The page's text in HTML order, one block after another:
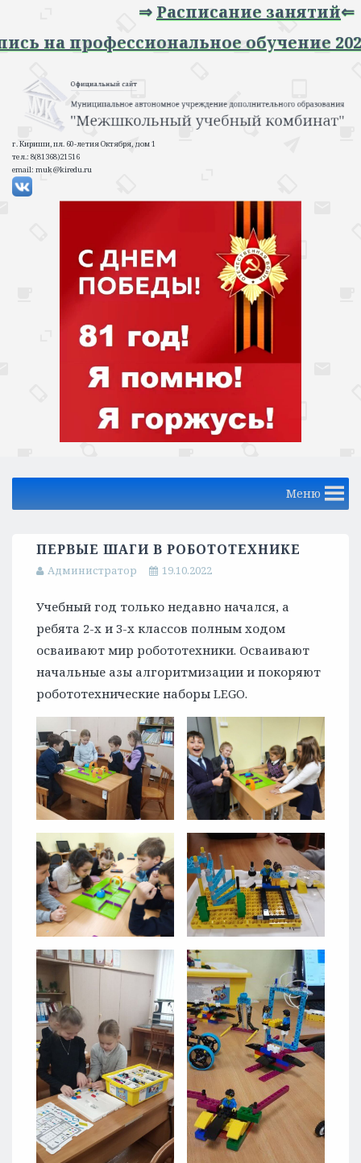
Расписание занятий⇐
Запись на профессиональное
г. Кириши, пл. 60-летия Октября, дом 1
тел.: 8(81368)21516
email: muk@kiredu.ru
Меню
ПЕРВЫЕ ШАГИ В РОБОТОТЕХНИКЕ
Администратор 19.10.2022
Учебный год только недавно начался, а
ребята 2-х и 3-х классов полным ходом
осваивают мир робототехники. Осваивают
начальные азы алгоритмизации и покоряют
робототехнические наборы LEGO.